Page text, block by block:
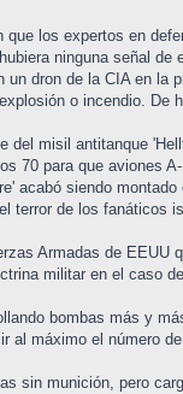
los expertos en
ninguna señal
un dron de la CIA en
o incendio.
del misil antitanque
70 para que aviones
acabó siendo
terror de los fanáticos
Armadas de
militar en el caso
bombas más y
al máximo el número
sin munición, pero